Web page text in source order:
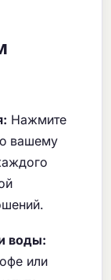
Нажмите
вашему
воды:
или